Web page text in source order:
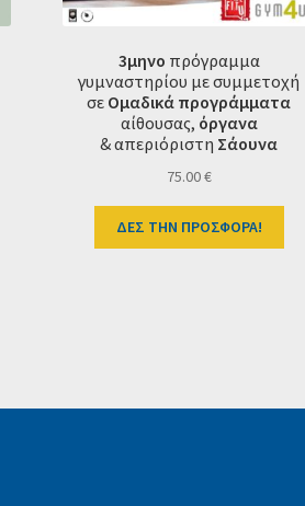
3μηνο πρόγραμμα
γυμναστηρίου με συμμετοχή
σε Ομαδικά προγράμματα
αίθουσας, όργανα
&απεριόριστη Σάουνα
75.00€
ΔΕΣ ΤΗΝ ΠΡΟΣΦΟΡΑ!